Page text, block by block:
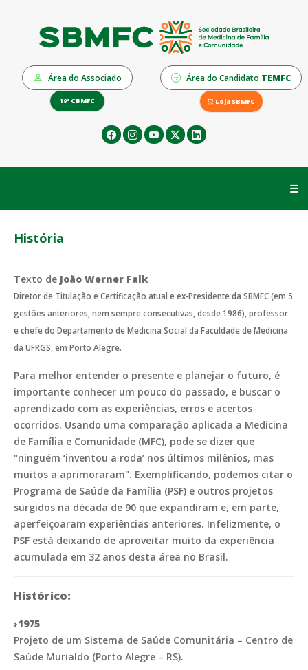
Área do Associado Área do Candidato TEMFC
19º CBMFC Loja SBMFC
☰
História
Texto de João Werner Falk
Diretor de Titulação e Certificação atual e ex-Presidente da SBMFC (em 5
gestões anteriores, nem sempre consecutivas, desde 1986), professor
e chefe do Departamento de Medicina Social da Faculdade de Medicina
da UFRGS, em Porto Alegre.
Para melhor entender o presente e planejar o futuro, é
importante conhecer um pouco do passado, e buscar o
aprendizado com as experiências, erros e acertos
ocorridos. Usando uma comparação aplicada a Medicina
de Família e Comunidade (MFC), pode se dizer que
"ninguém ‘inventou a roda’ nos últimos milênios, mas
muitos a aprimoraram". Exemplificando, podemos citar o
Programa de Saúde da Família (PSF) e outros projetos
surgidos na década de 90 que expandiram e, em parte,
aperfeiçoaram experiências anteriores. Infelizmente, o
PSF está deixando de aproveitar muito da experiência
acumulada em 32 anos desta área no Brasil.
Histórico:
›1975
Projeto de um Sistema de Saúde Comunitária – Centro de
Saúde Murialdo (Porto Alegre – RS).